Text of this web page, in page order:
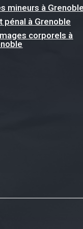
mineurs à
pénal à Grenoble
corporels à